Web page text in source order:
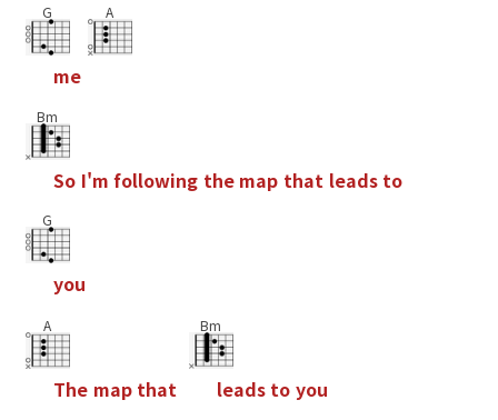
G
me
A
Bm
So I'm following the map that leads to
G
you
A
The map that
Bm
leads to you